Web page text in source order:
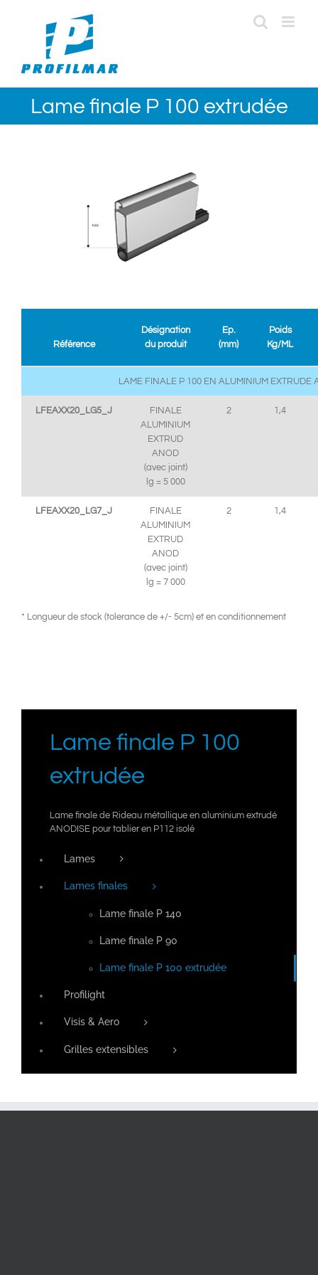
Lame finale P 100 extrudée
Référence
Désignation
du produit
Ep.
(mm)
Poids
Kg/ML
LAME FINALE P 100 EN ALUMINIUM EXTRUDE
LFEAXX20_LG5_J
FINALE
ALUMINIUM
EXTRUD
ANOD
(avec joint)
lg = 5 000
2 1,4
LFEAXX20_LG7_J
FINALE
ALUMINIUM
EXTRUD
ANOD
(avec joint)
lg = 7 000
2 1,4
* Longueur de stock (tolerance de +/- 5cm) et en conditionnement
Lame finale P 100
extrudée
Lame finale de Rideau métallique en aluminium extrudé
ANODISE pour tablier en P112 isolé
Lames
Lames finales
Lame finale P 140
Lame finale P 90
Lame finale P 100 extrudée
Profilight
Visis & Aero
Grilles extensibles